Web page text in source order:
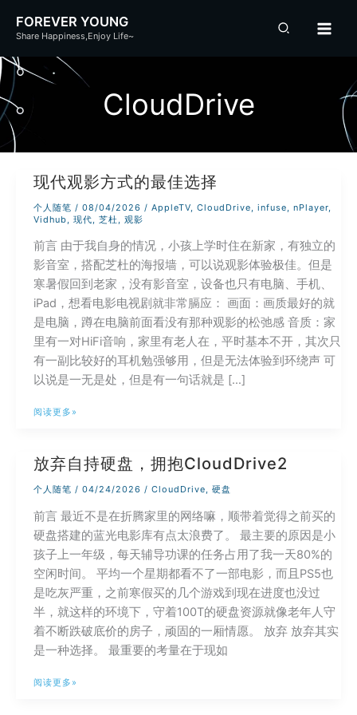
容
FOREVER YOUNG
Share Happiness,Enjoy Life~
CloudDrive
现代观影方式的最佳选择
个人随笔 / 08/04/2026 / AppleTV, CloudDrive, infuse, nPlayer,
Vidhub, 现代, 芝杜 , 观影
前言 由于我自身的情况，小孩上学时住在新家，有独立的
影音室，搭配芝杜的海报墙，可以说观影体验极佳。但是
寒暑假回到老家，没有影音室，设备也只有电脑、手机、
iPad，想看电影电视剧就非常膈应： 画面：画质最好的就
是电脑，蹲在电脑前面看没有那种观影的松弛感 音质：家
里有一对HiFi音响，家里有老人在，平时基本不开，其次只
有一副比较好的耳机勉强够用，但是无法体验到环绕声 可
以说是一无是处，但是有一句话就是 […]
现
影
方
阅读更多»
放弃自持硬盘，拥抱CloudDrive2
个人随笔 / 04/24/2026 / CloudDrive, 硬盘
前言 最近不是在折腾家里的网络嘛，顺带着觉得之前买的
硬盘搭建的蓝光电影库有点太浪费了。 最主要的原因是小
孩子上一年级，每天辅导功课的任务占用了我一天80%的
空闲时间。 平均一个星期都看不了一部电影，而且PS5也
是吃灰严重，之前寒假买的几个游戏到现在进度也没过
半，就这样的环境下，守着100T的硬盘资源就像老年人守
着不断跌破底价的房子，顽固的一厢情愿。 放弃 放弃其实
是一种选择。 最重要的考量在于现如
放
阅读更多»